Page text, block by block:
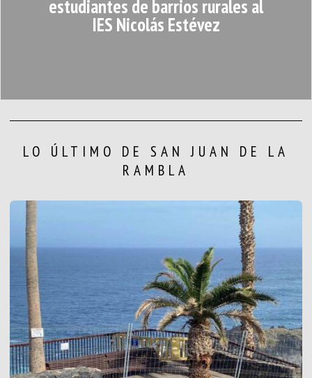
estudiantes de barrios rurales al
IES Nicolás Estévez
LO ÚLTIMO DE SAN JUAN DE LA
RAMBLA